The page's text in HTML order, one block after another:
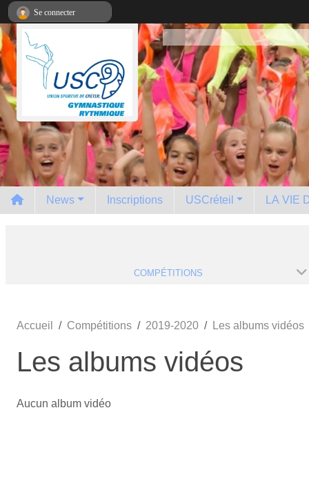
News Inscriptions USCréteil LA VIE
COMPÉTITIONS
Accueil Compétitions 2019-2020 Les albums vidéos
Les albums vidéos
Aucun album vidéo
Se connecter
Panneau de gestion des cookies